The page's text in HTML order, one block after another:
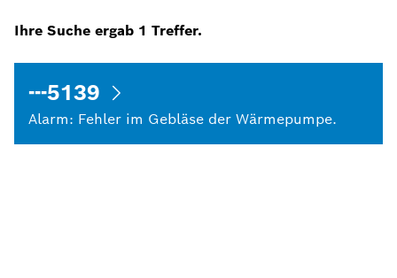
Ihre Suche ergab 1 Treffer.
---5139
Alarm: Fehler im Gebläse der Wärmepumpe.